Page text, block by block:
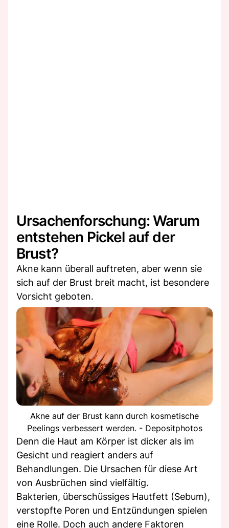
Ursachenforschung: Warum
entstehen Pickel auf der
Brust?
Akne kann überall auftreten, aber wenn sie
sich auf der Brust breit macht, ist besondere
Vorsicht geboten.
Akne auf der Brust kann durch kosmetische
Peelings verbessert werden. - Depositphotos
Denn die Haut am Körper ist dicker als im
Gesicht und reagiert anders auf
Behandlungen. Die Ursachen für diese Art
von Ausbrüchen sind vielfältig.
Bakterien, überschüssiges Hautfett (Sebum),
verstopfte Poren und Entzündungen spielen
eine Rolle. Doch auch andere Faktoren